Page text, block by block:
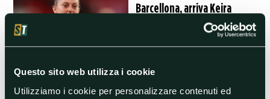
Questo sito web utilizza i cookie
Utilizziamo i cookie per personalizzare contenuti ed
Barcellona, arriva Keira
Walsh: acquisto record per
il calcio femminile
City, spendendo per lei una cifra
femminile.